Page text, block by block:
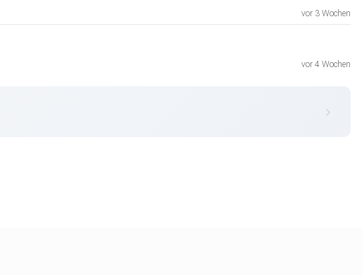
vor 3 Wochen
vor 4 Wochen